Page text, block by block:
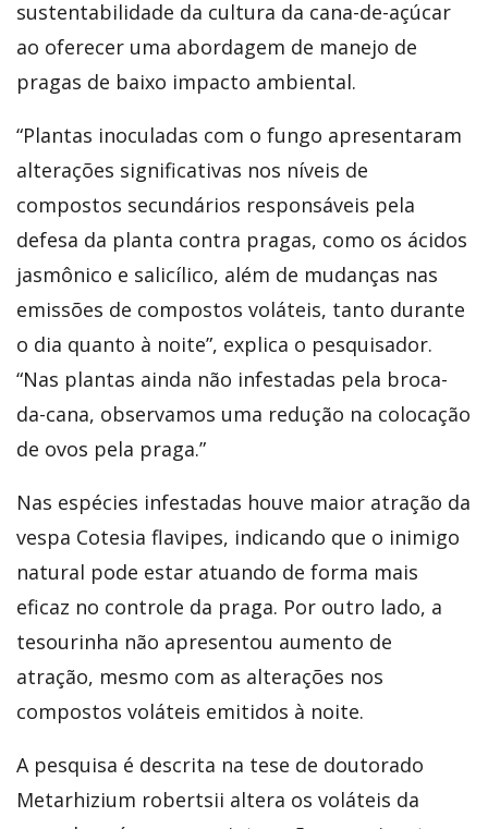
sustentabilidade da cultura da cana-de-açúcar
ao oferecer uma abordagem de manejo de
pragas de baixo impacto ambiental.
“Plantas inoculadas com o fungo apresentaram
alterações significativas nos níveis de
compostos secundários responsáveis pela
defesa da planta contra pragas, como os ácidos
jasmônico e salicílico, além de mudanças nas
emissões de compostos voláteis, tanto durante
o dia quanto à noite”, explica o pesquisador.
“Nas plantas ainda não infestadas pela broca-
da-cana, observamos uma redução na colocação
de ovos pela praga.”
Nas espécies infestadas houve maior atração da
vespa Cotesia flavipes, indicando que o inimigo
natural pode estar atuando de forma mais
eficaz no controle da praga. Por outro lado, a
tesourinha não apresentou aumento de
atração, mesmo com as alterações nos
compostos voláteis emitidos à noite.
A pesquisa é descrita na tese de doutorado
Metarhizium robertsii altera os voláteis da